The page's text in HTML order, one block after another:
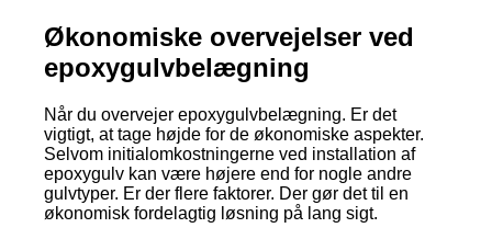
Økonomiske overvejelser ved
epoxygulvbelægning
Når du overvejer epoxygulvbelægning. Er det
vigtigt, at tage højde for de økonomiske aspekter.
Selvom initialomkostningerne ved installation af
epoxygulv kan være højere end for nogle andre
gulvtyper. Er der flere faktorer. Der gør det til en
økonomisk fordelagtig løsning på lang sigt.